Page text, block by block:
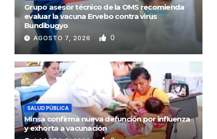
Grupo asesor técnico de la OMS recomienda
evaluar la vacuna Ervebo contra virus
Bundibugyo
AGOSTO 7, 2026 0
SALUD PÚBLICA
Minsa confirma nueva defunción por influenza
y exhorta a vacunación